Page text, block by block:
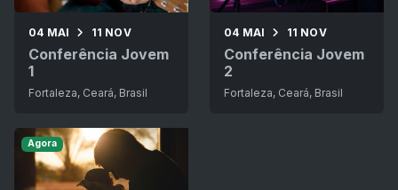
04 MAI 11 NOV
Conferência Jovem
1
Fortaleza, Ceará, Brasil
04 MAI 11 NOV
Conferência Jovem
2
Fortaleza, Ceará, Brasil
Agora